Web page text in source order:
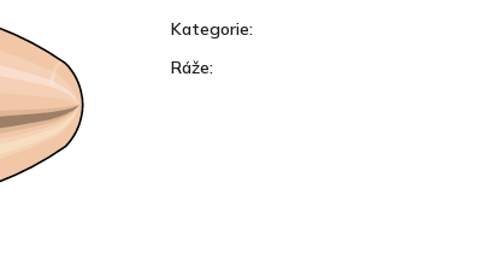
Kategorie:
Ráže: